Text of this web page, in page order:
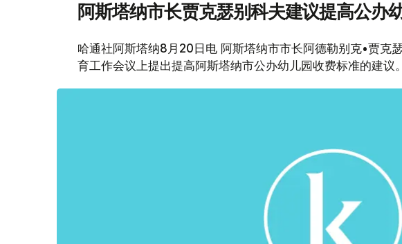
阿斯塔纳市长贾克瑟别科夫建议提高公办
哈通社阿斯塔纳8月20日电 阿斯塔纳市市长阿德勒别克•贾克
育工作会议上提出提高阿斯塔纳市公办幼儿园收费标准的建议。